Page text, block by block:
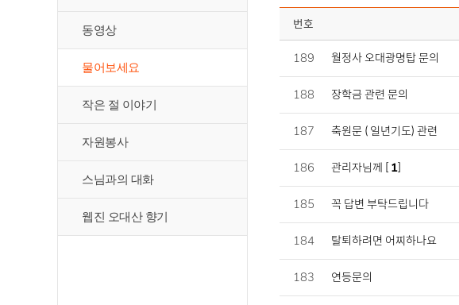
동영상
물어보세요
작은 절 이야기
자원봉사
스님과의 대화
웹진 오대산 향기
번호
189 월정사 오대광명탑 문의
188 장학금 관련 문의
187 축원문 ( 일년기도) 관련
186 관리자님께 [ 1]
185 꼭 답변 부탁드립니다
184 탈퇴하려면 어찌하나요
183 연등문의